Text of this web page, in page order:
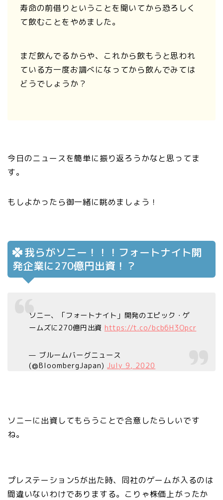
寿命の前借りということを聞いてから恐ろしく
て飲むことをやめました。
まだ飲んでるからや、これから飲もうと思われ
ている方一度お調べになってから飲んでみては
どうでしょうか？
今日のニュースを簡単に振り返ろうかなと思ってま
す。
もしよかったら御一緒に眺めましょう！
我らがソニー！！！フォートナイト開
発企業に270億円出資！？
ソニー、「フォートナイト」開発のエピック・ゲ
ームズに270億円出資 https://t.co/bcb6H3Opcr
— ブルームバーグニュース
(@BloombergJapan)July 9, 2020
ソニーに出資してもらうことで合意したらしいです
ね。
プレステーション5が出た時、同社のゲームが入るのは
間違いないわけでありまする。こりゃ株価上がったか